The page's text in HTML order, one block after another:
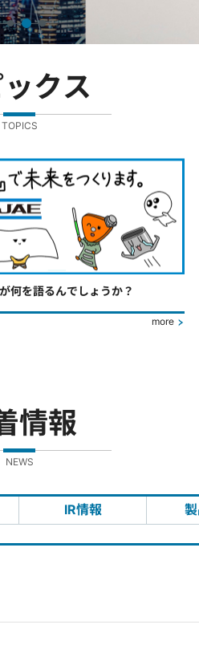
ックス
TOPICS
何を語るんでしょうか？
more
情報
NEWS
IR情報
しいウィンドウで開きます